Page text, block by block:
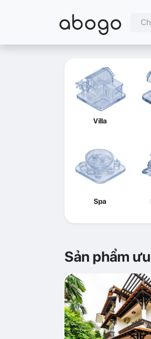
abogo
Villa
Spa
Sản phẩm